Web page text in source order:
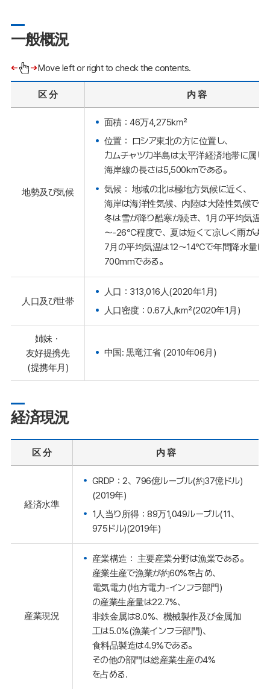
一般概況
Move left or right to check the contents.
区 分 内 容
地勢及び気候
面積：46万4,275㎢
位置： ロシア東北の方に位置し、
カムチャツカ半島は太平洋経済地帯に属し
海岸線の長さは5,500㎞である。
気候： 地域の北は極地方気候に近く、
海岸は海洋性気候、内陸は大陸性気候であ
冬は雪が降り酷寒が続き、1月の平均気温
～-26℃程度で、夏は短くて凉しく雨がよ
7月の平均気温は12～14℃で年間降水量は
700mmである。
人口及び世帯
人口：313,016人(2020年1月)
人口密度：0.67人/㎢(2020年1月)
姉妹・
友好提携先
(提携年月)
中国: 黒竜江省 (2010年06月)
経済現況
区 分 内 容
経済水準
GRDP：2、796億ルーブル(約37億ドル)
(2019年)
1人当り所得：89万1,049ルーブル(11、
975ドル)(2019年)
産業現況
産業構造： 主要産業分野は漁業である。
産業生産で漁業が約60%を占め、
電気電力(地方電力-インフラ部門)
の産業生産量は22.7%、
非鉄金属は8.0%、機械製作及び金属加
工は5.0%(漁業インフラ部門)、
食料品製造は4.9%である。
その他の部門は総産業生産の4%
を占める.